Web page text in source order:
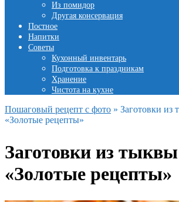
Из помидор
Другая консервация
Постное
Напитки
Советы
Кухонный инвентарь
Подготовка к праздникам
Хранение
Чистота на кухне
Пошаговый рецепт с фото » Заготовки из
«Золотые рецепты»
Заготовки из
«Золотые рецепты»